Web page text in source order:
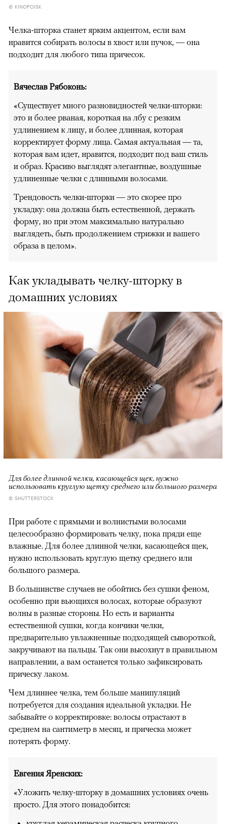
© KINOPOISK
Челка-шторка станет ярким акцентом, если вам
нравится собирать волосы в хвост или пучок, — она
подходит для любого типа причесок.
Вячеслав Рябоконь:
«Существует много разновидностей челки-шторки:
это и более рваная, короткая на лбу с резким
удлинением к лицу, и более длинная, которая
корректирует форму лица. Самая актуальная — та,
которая вам идет, нравится, подходит под ваш стиль
и образ. Красиво выглядят элегантные, воздушные
удлиненные челки с длинными волосами.
Трендовость челки-шторки — это скорее про
укладку: она должна быть естественной, держать
форму, но при этом максимально натурально
выглядеть, быть продолжением стрижки и вашего
образа в целом».
Как укладывать челку-шторку в
домашних условиях
Для более длинной челки, касающейся щек, нужно
использовать круглую щетку среднего или большого размера
© SHUTTERSTOCK
При работе с прямыми и волнистыми волосами
целесообразно формировать челку, пока пряди еще
влажные. Для более длинной челки, касающейся щек,
нужно использовать круглую щетку среднего или
большого размера.
В большинстве случаев не обойтись без сушки феном,
особенно при вьющихся волосах, которые образуют
волны в разные стороны. Но есть и варианты
естественной сушки, когда кончики челки,
предварительно увлажненные подходящей сывороткой,
закручивают на пальцы. Так они высохнут в правильном
направлении, а вам останется только зафиксировать
прическу лаком.
Чем длиннее челка, тем больше манипуляций
потребуется для создания идеальной укладки. Не
забывайте о корректировке: волосы отрастают в
среднем на сантиметр в месяц, и прическа может
потерять форму.
Евгения Яренских:
«Уложить челку-шторку в домашних условиях очень
просто. Для этого понадобится: